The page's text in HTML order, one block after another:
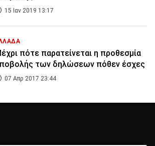
15 Ιαν 2019 13:17
πότε παρατείνεται η προθεσμία
των δηλώσεων πόθεν έσχες
07 Απρ 2017 23:44